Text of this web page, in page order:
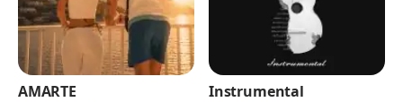
AMARTE Instrumental